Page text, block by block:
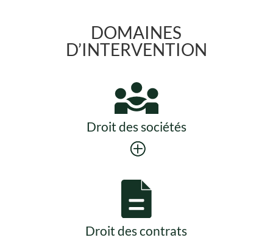
DOMAINES
D’INTERVENTION
Droit des sociétés
Droit des contrats